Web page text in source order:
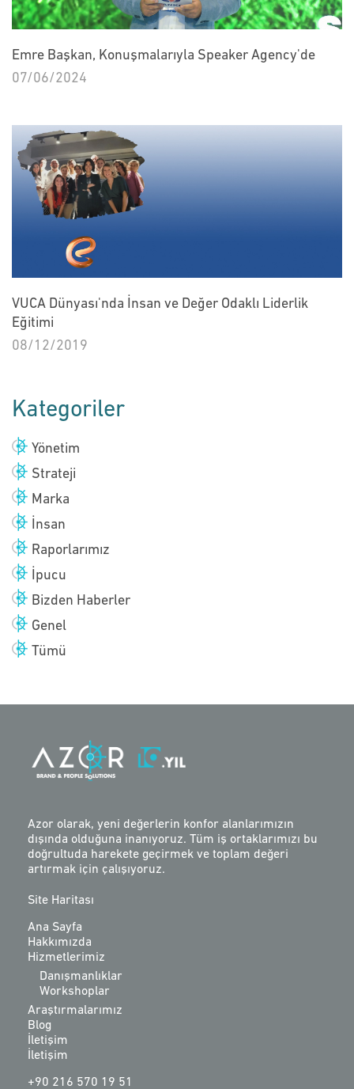
Emre Başkan, Konuşmalarıyla Speaker Agency'de
07/06/2024
VUCA Dünyası'nda İnsan ve Değer Odaklı Liderlik
Eğitimi
08/12/2019
Kategoriler
Yönetim
Strateji
Marka
İnsan
Raporlarımız
İpucu
Bizden Haberler
Genel
Tümü
Azor olarak, yeni değerlerin konfor alanlarımızın
dışında olduğuna inanıyoruz. Tüm iş ortaklarımızı bu
doğrultuda harekete geçirmek ve toplam değeri
artırmak için çalışıyoruz.
Site Haritası
Ana Sayfa
Hakkımızda
Hizmetlerimiz
Danışmanlıklar
Workshoplar
Araştırmalarımız
Blog
İletişim
İletişim
+90 216 570 19 51